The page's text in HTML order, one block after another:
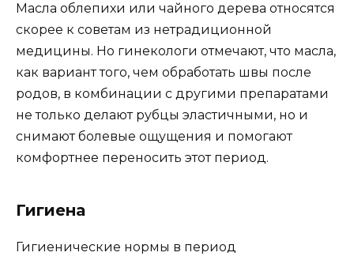
Масла облепихи или чайного дерева относятся
скорее к советам из нетрадиционной
медицины. Но гинекологи отмечают, что масла,
как вариант того, чем обработать швы после
родов, в комбинации с другими препаратами
не только делают рубцы эластичными, но и
снимают болевые ощущения и помогают
комфортнее переносить этот период.
Гигиена
Гигиенические нормы в период